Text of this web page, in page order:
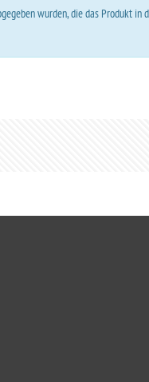
wurden, die das Produkt in